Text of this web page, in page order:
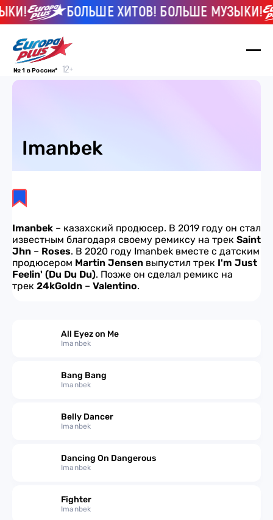
БОЛЬШЕ ХИТОВ! БОЛЬШЕ МУЗЫКИ!
№ 1 в России*
Imanbek
Imanbek – казахский продюсер. В 2019 году он стал
известным благодаря своему ремиксу на трек Saint
Jhn – Roses. В 2020 году Imanbek вместе с датским
продюсером Martin Jensen выпустил трек I'm Just
Feelin' (Du Du Du). Позже он сделал ремикс на
трек 24kGoldn – Valentino.
All Eyez on Me
Imanbek
Bang Bang
Imanbek
Belly Dancer
Imanbek
Dancing On Dangerous
Imanbek
Fighter
Imanbek